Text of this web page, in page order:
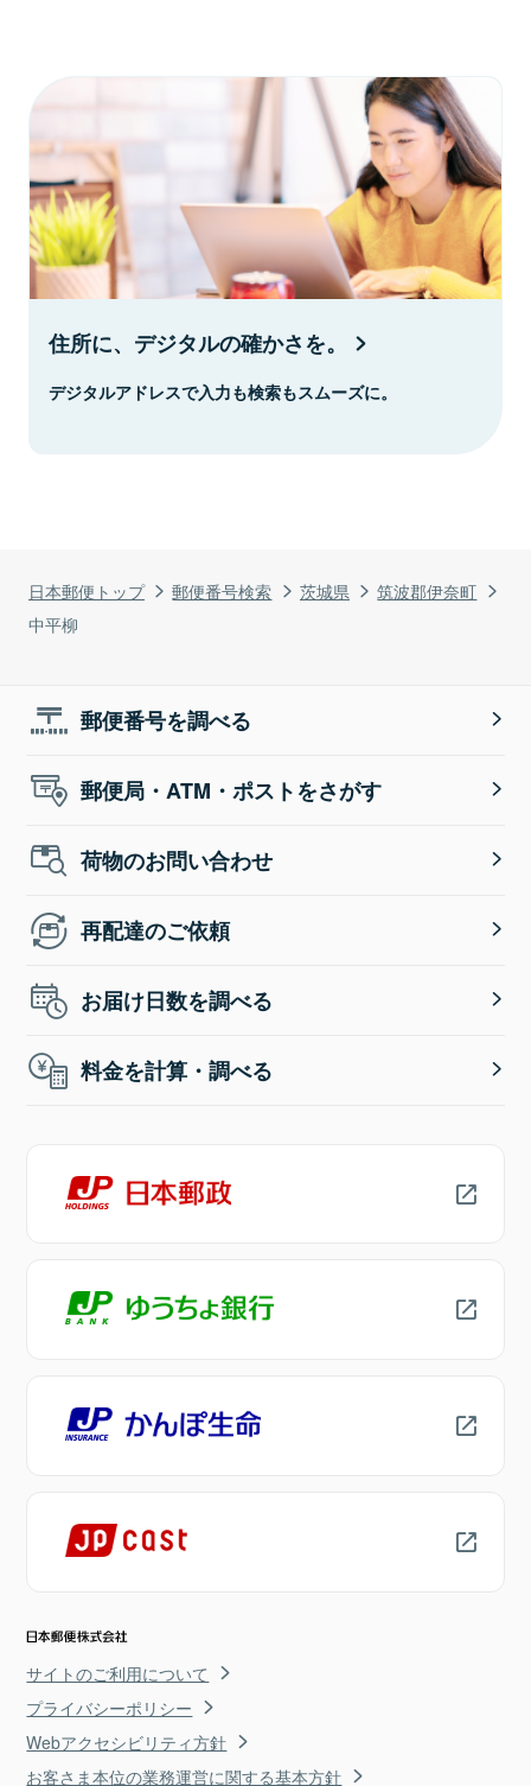
日本郵便トップ 郵便番号検索 茨城県
筑波郡伊奈町
中平柳
住所に、デジタルの確かさを。
デジタルアドレスで入力も検索もスムーズに。
郵便番号を調べる
郵便局・ATM・ポストをさがす
荷物のお問い合わせ
再配達のご依頼
お届け日数を調べる
料金を計算・調べる
サイトのご利用について
プライバシーポリシー
Webアクセシビリティ方針
お客さま本位の業務運営に関する基本方針